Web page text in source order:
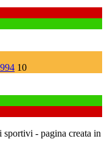
10
sportivi - pagina creata in